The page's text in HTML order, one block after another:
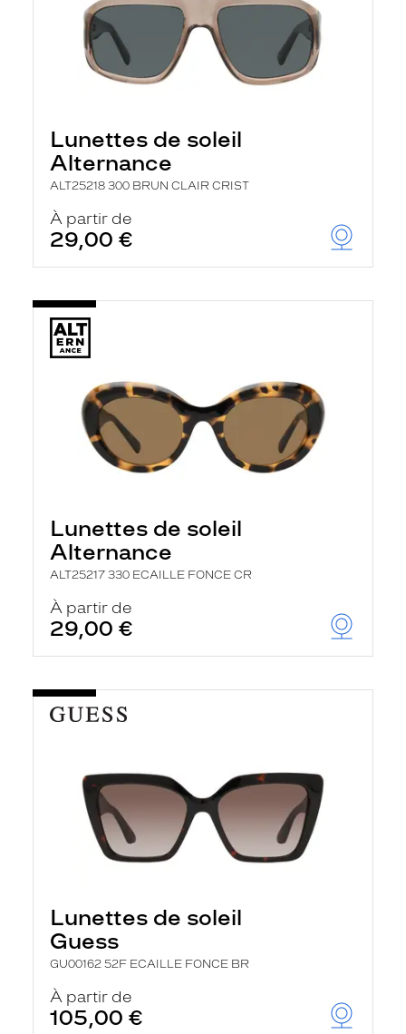
Lunettes de soleil
Alternance
ALT25218 300 BRUN CLAIR CRIST
À partir de
29,00 €
Lunettes de soleil
Alternance
ALT25217 330 ECAILLE FONCE CR
À partir de
29,00 €
Lunettes de soleil
Guess
GU00162 52F ECAILLE FONCE BR
À partir de
105,00 €